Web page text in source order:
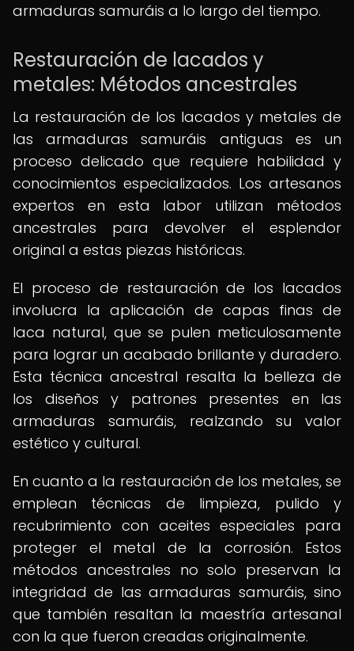
armaduras samuráis a lo largo del tiempo.
Restauración de lacados y
metales: Métodos ancestrales
La restauración de los lacados y metales de
las armaduras samuráis antiguas es un
proceso delicado que requiere habilidad y
conocimientos especializados. Los artesanos
expertos en esta labor utilizan métodos
ancestrales para devolver el esplendor
original a estas piezas históricas.
El proceso de restauración de los lacados
involucra la aplicación de capas finas de
laca natural, que se pulen meticulosamente
para lograr un acabado brillante y duradero.
Esta técnica ancestral resalta la belleza de
los diseños y patrones presentes en las
armaduras samuráis, realzando su valor
estético y cultural.
En cuanto a la restauración de los metales, se
emplean técnicas de limpieza, pulido y
recubrimiento con aceites especiales para
proteger el metal de la corrosión. Estos
métodos ancestrales no solo preservan la
integridad de las armaduras samuráis, sino
que también resaltan la maestría artesanal
con la que fueron creadas originalmente.